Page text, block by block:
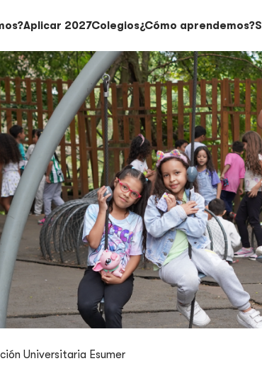
Aplicar 2027Colegios¿Cómo aprendemos?
Universitaria Esumer